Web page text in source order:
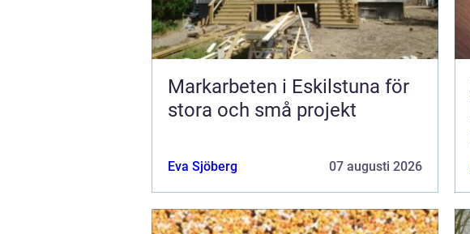
Markarbeten i Eskilstuna för
stora och små projekt
Eva Sjöberg 07 augusti 2026